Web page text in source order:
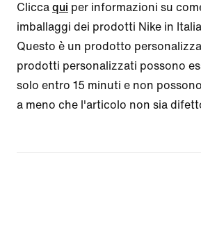
Clicca qui per informazioni su
imballaggi dei prodotti Nike in
Questo è un prodotto
prodotti personalizzati possono
solo entro 15 minuti e non
a meno che l'articolo non sia